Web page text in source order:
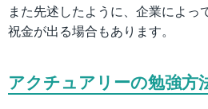
また先述したように、企業によっ
祝金が出る場合もあります。
アクチュアリーの勉強方